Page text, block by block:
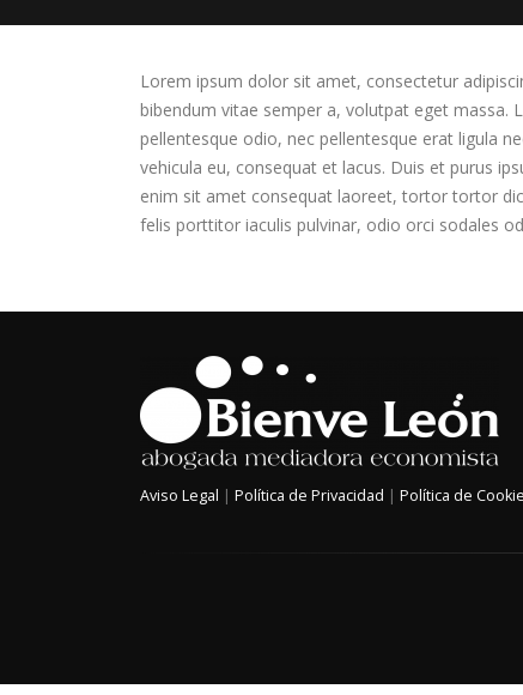
Lorem ipsum dolor sit amet, consectetur
bibendum vitae semper a, volutpat eget massa.
pellentesque odio, nec pellentesque erat ligula
vehicula eu, consequat et lacus. Duis et purus
enim sit amet consequat laoreet, tortor tortor
felis porttitor iaculis pulvinar, odio orci sodales
Aviso Legal | Política de Privacidad | Política de